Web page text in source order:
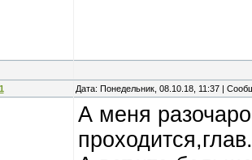
Дата: Понедельник, 08.10.18, 11:37 |
А меня